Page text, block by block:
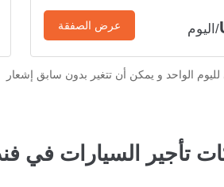
/اليوم عرض الصفقة
الواحد و يمكن أن تتغير بدون سابق إشعار
تأجير السيارات في